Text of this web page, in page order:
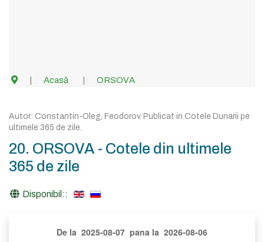
Acasă ORSOVA
Autor: Constantin-Oleg, Feodorov. Publicat in Cotele Dunarii pe
ultimele 365 de zile.
20. ORSOVA - Cotele din ultimele
365 de zile
Disponibil::